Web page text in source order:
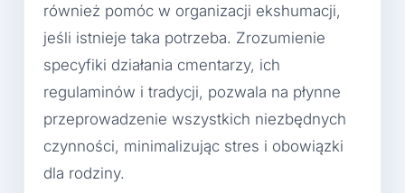
również pomóc w organizacji ekshumacji,
jeśli istnieje taka potrzeba. Zrozumienie
specyfiki działania cmentarzy, ich
regulaminów i tradycji, pozwala na płynne
przeprowadzenie wszystkich niezbędnych
czynności, minimalizując stres i obowiązki
dla rodziny.